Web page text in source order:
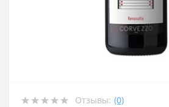
Отзывы: (0)